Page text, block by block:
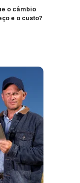
o câmbio
e o custo?